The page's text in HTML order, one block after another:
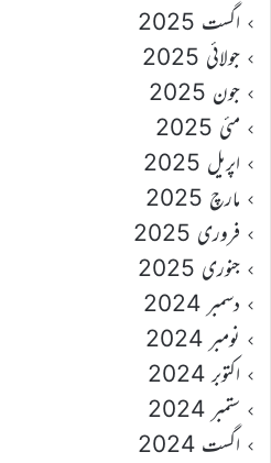
اگست 2025
جولائی 2025
جون 2025
مئی 2025
اپریل 2025
مارچ 2025
فروری 2025
جنوری 2025
دسمبر 2024
نومبر 2024
اکتوبر 2024
ستمبر 2024
اگست 2024